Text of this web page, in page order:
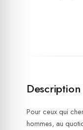
Description
Pour ceux qui
hommes, au